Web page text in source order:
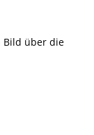
Bild über die